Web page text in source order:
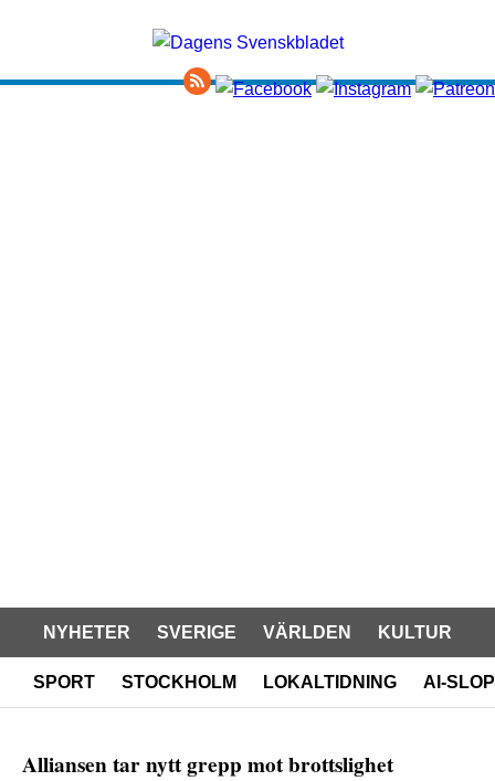
NYHETER SVERIGE VÄRLDEN KULTUR
SPORT STOCKHOLM LOKALTIDNING AI-SLOP
Alliansen tar nytt grepp mot brottslighet